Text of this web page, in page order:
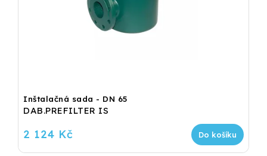
Inštalačná sada - DN 65
DAB.PREFILTER IS
2 124 Kč Do košíku